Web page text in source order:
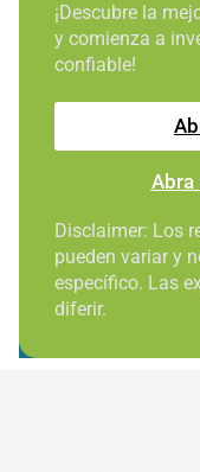
¡Descubre la
y comienza a
confiable!
Abra
Disclaimer: Los
pueden variar y
específico. Las
diferir.